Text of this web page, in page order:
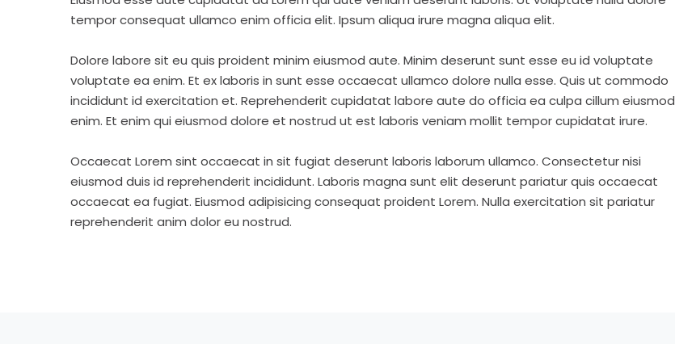
tempor consequat ullamco enim officia elit. Ipsum aliqua irure magna aliqua elit.
Dolore labore sit eu quis proident minim eiusmod aute. Minim deserunt sunt esse eu id voluptate
voluptate ea enim. Et ex laboris in sunt esse occaecat ullamco dolore nulla esse. Quis ut commodo
incididunt id exercitation et. Reprehenderit cupidatat labore aute do officia ea culpa cillum eiusmod
enim. Et enim qui eiusmod dolore et nostrud ut est laboris veniam mollit tempor cupidatat irure.
Occaecat Lorem sint occaecat in sit fugiat deserunt laboris laborum ullamco. Consectetur nisi
eiusmod duis id reprehenderit incididunt. Laboris magna sunt elit deserunt pariatur quis occaecat
occaecat ea fugiat. Eiusmod adipisicing consequat proident Lorem. Nulla exercitation sit pariatur
reprehenderit anim dolor eu nostrud.